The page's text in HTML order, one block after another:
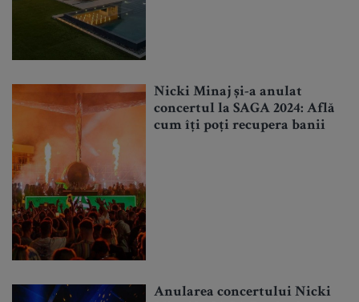
Nicki Minaj și-a anulat
concertul la SAGA 2024: Află
cum îți poți recupera banii
Anularea concertului Nicki